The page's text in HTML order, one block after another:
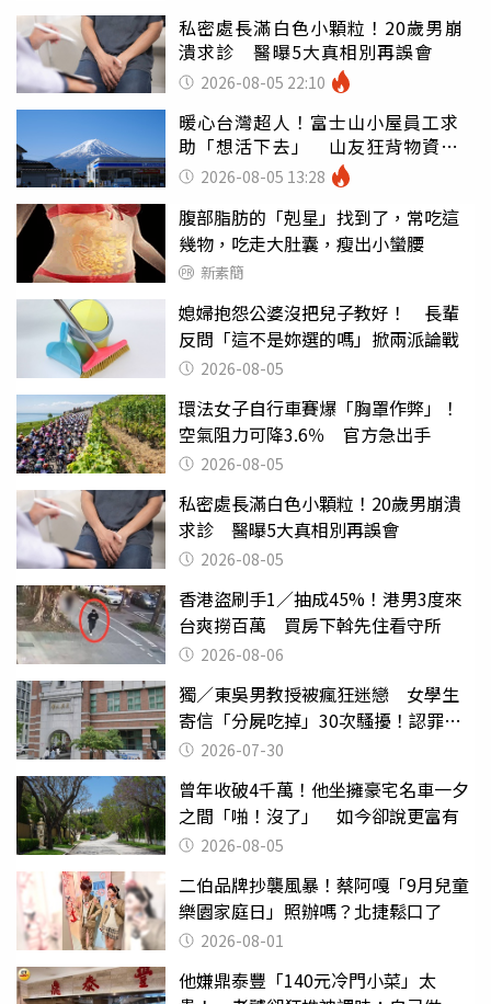
私密處長滿白色小顆粒！20歲男崩
潰求診 醫曝5大真相別再誤會
2026-08-05 22:10
暖心台灣超人！富士山小屋員工求
助「想活下去」 山友狂背物資上
山：台灣真的是寶島
2026-08-05 13:28
腹部脂肪的「剋星」找到了，常吃這
幾物，吃走大肚囊，瘦出小蠻腰
新素簡
媳婦抱怨公婆沒把兒子教好！ 長輩
反問「這不是妳選的嗎」掀兩派論戰
2026-08-05
環法女子自行車賽爆「胸罩作弊」！
空氣阻力可降3.6％ 官方急出手
2026-08-05
私密處長滿白色小顆粒！20歲男崩潰
求診 醫曝5大真相別再誤會
2026-08-05
香港盜刷手1／抽成45%！港男3度來
台爽撈百萬 買房下斡先住看守所
2026-08-06
獨／東吳男教授被瘋狂迷戀 女學生
寄信「分屍吃掉」30次騷擾！認罪免
關 2026-07-30
曾年收破4千萬！他坐擁豪宅名車一夕
之間「啪！沒了」 如今卻說更富有
2026-08-05
二伯品牌抄襲風暴！蔡阿嘎「9月兒童
樂園家庭日」照辦嗎？北捷鬆口了
2026-08-01
他嫌鼎泰豐「140元冷門小菜」太